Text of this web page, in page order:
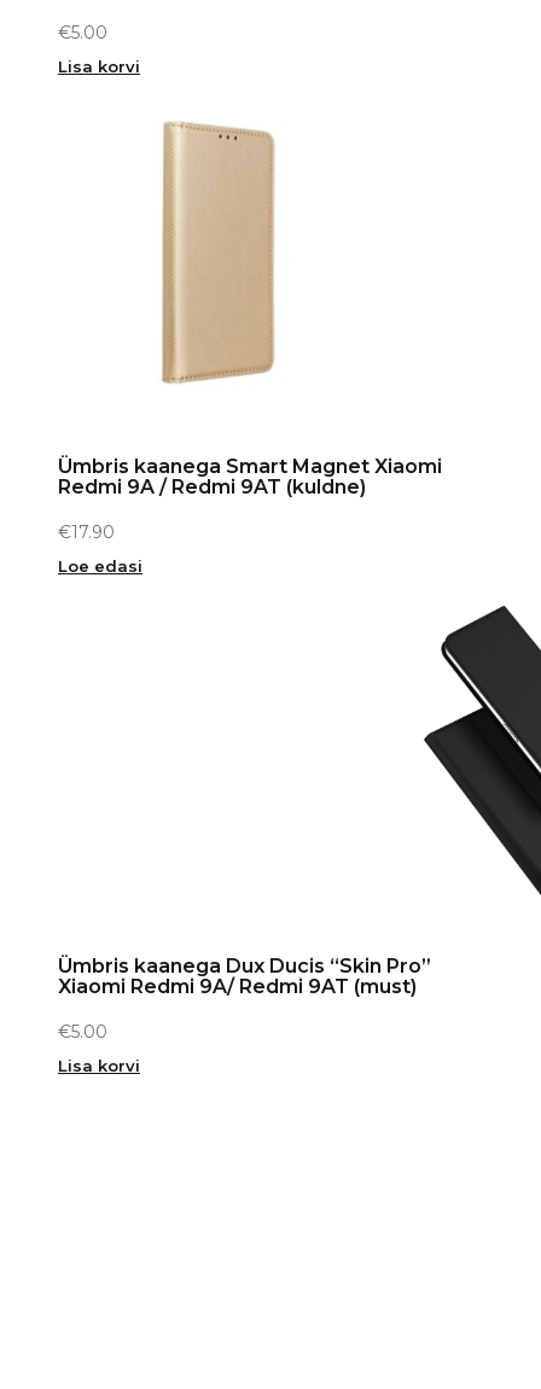
€5.00
Lisa korvi
Ümbris kaanega Smart Magnet Xiaomi
Redmi 9A / Redmi 9AT (kuldne)
€17.90
Loe edasi
Ümbris kaanega Dux Ducis “Skin Pro”
Xiaomi Redmi 9A/ Redmi 9AT (must)
€5.00
Lisa korvi